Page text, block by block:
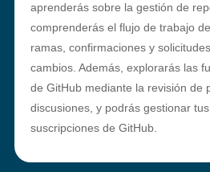
aprenderás sobre la gestión de
comprenderás el flujo de trabajo
ramas, confirmaciones y
cambios. Además, explorarás las
de GitHub mediante la revisión de
discusiones, y podrás gestionar
suscripciones de GitHub.